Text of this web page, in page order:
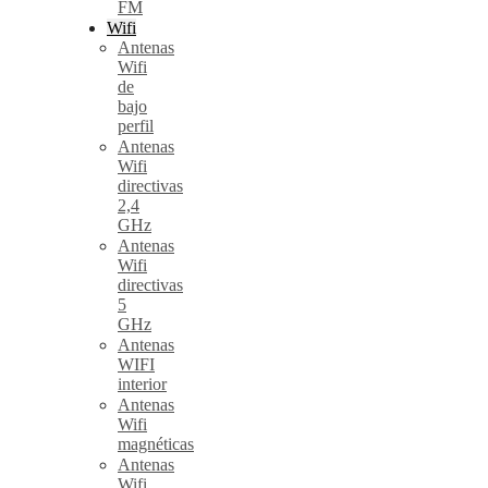
FM
Wifi
Antenas
Wifi
de
bajo
perfil
Antenas
Wifi
directivas
2,4
GHz
Antenas
Wifi
directivas
5
GHz
Antenas
WIFI
interior
Antenas
Wifi
magnéticas
Antenas